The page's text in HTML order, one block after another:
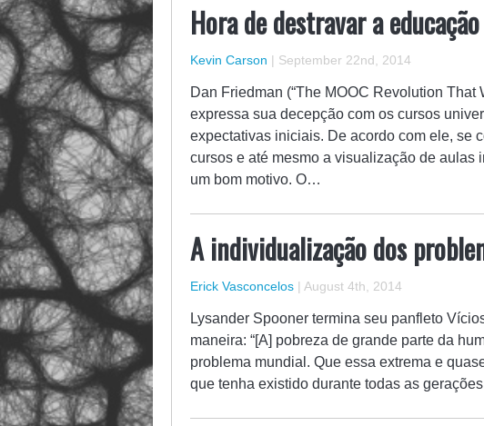
Hora de destravar a
Kevin Carson | September 22nd, 2014
Dan Friedman (“The MOOC Revolution That
expressa sua decepção com os cursos
expectativas iniciais. De acordo com ele, se
cursos e até mesmo a visualização de aulas
um bom motivo. O…
A individualização dos
Erick Vasconcelos | August 4th, 2014
Lysander Spooner termina seu panfleto
maneira: “[A] pobreza de grande parte da
problema mundial. Que essa extrema e
que tenha existido durante todas as